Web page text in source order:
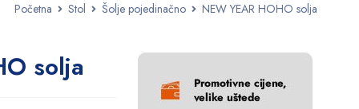
Početna Stol Šolje pojedinačno NEW YEAR HOHO solja
solja